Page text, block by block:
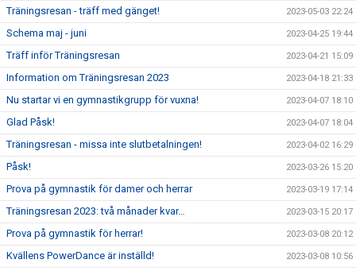
Träningsresan - träff med gänget! 2023-05-03 22:24
Schema maj - juni 2023-04-25 19:44
Träff inför Träningsresan 2023-04-21 15:09
Information om Träningsresan 2023 2023-04-18 21:33
Nu startar vi en gymnastikgrupp för vuxna! 2023-04-07 18:10
Glad Påsk! 2023-04-07 18:04
Träningsresan - missa inte slutbetalningen! 2023-04-02 16:29
Påsk! 2023-03-26 15:20
Prova på gymnastik för damer och herrar 2023-03-19 17:14
Träningsresan 2023: två månader kvar… 2023-03-15 20:17
Prova på gymnastik för herrar! 2023-03-08 20:12
Kvällens PowerDance är inställd! 2023-03-08 10:56